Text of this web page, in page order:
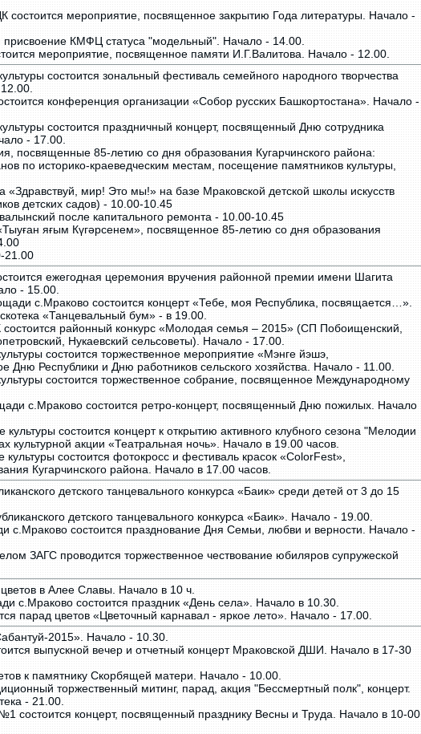
состоится мероприятие, посвященное закрытию Года литературы. Начало -
присвоение КМФЦ статуса "модельный". Начало - 14.00.
мероприятие, посвященное памяти И.Г.Валитова. Начало - 12.00.
состоится зональный фестиваль семейного народного творчества
конференция организации «Собор русских Башкортостана». Начало -
состоится праздничный концерт, посвященный Дню сотрудника
- 17.00.
посвященные 85-летию со дня образования Кугарчинского района:
по историко-краеведческим местам, посещение памятников культуры,
«Здравствуй, мир! Это мы!» на базе Мраковской детской школы искусств
детских садов) - 10.00-10.45
после капитального ремонта - 10.00-10.45
яғым Күгәрсенем», посвященное 85-летию со дня образования
21.00
ежегодная церемония вручения районной премии имени Шагита
- 15.00.
с.Мраково состоится концерт «Тебе, моя Республика, посвящается…».
«Танцевальный бум» - в 19.00.
районный конкурс «Молодая семья – 2015» (СП Побоищенский,
Нукаевский сельсоветы). Начало - 17.00.
состоится торжественное мероприятие «Мэнге йэшэ,
Дню Республики и Дню работников сельского хозяйства. Начало - 11.00.
состоится торжественное собрание, посвященное Международному
с.Мраково состоится ретро-концерт, посвященный Дню пожилых. Начало
состоится концерт к открытию активного клубного сезона "Мелодии
культурной акции «Театральная ночь». Начало в 19.00 часов.
состоится фотокросс и фестиваль красок «ColorFest»,
Кугарчинского района. Начало в 17.00 часов.
детского танцевального конкурса «Баик» среди детей от 3 до 15
детского танцевального конкурса «Баик». Начало - 19.00.
с.Мраково состоится празднование Дня Семьи, любви и верности. Начало -
ЗАГС проводится торжественное чествование юбиляров супружеской
в Алее Славы. Начало в 10 ч.
с.Мраково состоится праздник «День села». Начало в 10.30.
парад цветов «Цветочный карнавал - яркое лето». Начало - 17.00.
2015». Начало - 10.30.
выпускной вечер и отчетный концерт Мраковской ДШИ. Начало в 17-30
к памятнику Скорбящей матери. Начало - 10.00.
торжественный митинг, парад, акция "Бессмертный полк", концерт.
- 21.00.
концерт, посвященный празднику Весны и Труда. Начало в 10-00